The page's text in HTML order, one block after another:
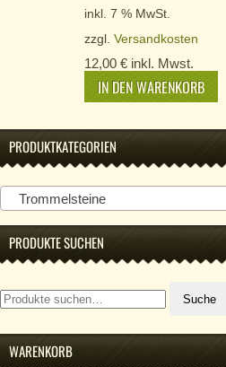
inkl. 7 % MwSt.
zzgl. Versandkosten
12,00 € inkl. Mwst.
IN DEN WARENKORB
PRODUKTKATEGORIEN
Trommelsteine
PRODUKTE SUCHEN
Suche
nach:
Suche
WARENKORB